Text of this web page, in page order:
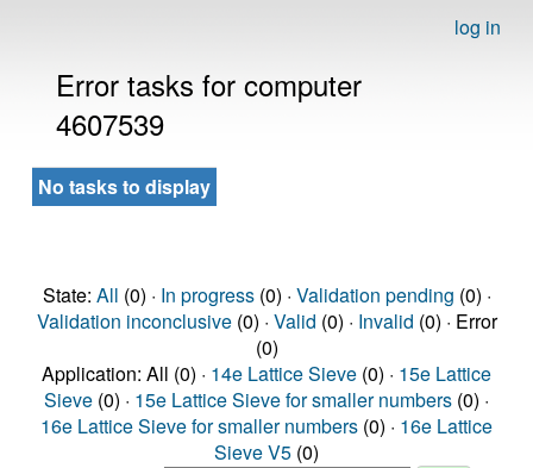
log in
Error tasks for computer
4607539
No tasks to display
State: All (0) · In progress(0) · Validation pending (0) ·
Validation inconclusive(0) · Valid (0) · Invalid (0) · Error
(0)
Application: All (0) · 14e Lattice Sieve (0) · 15e Lattice
Sieve (0) · 15e Lattice Sieve for smaller numbers (0) ·
16e Lattice Sieve for smaller numbers (0) · 16e Lattice
Sieve V5 (0)